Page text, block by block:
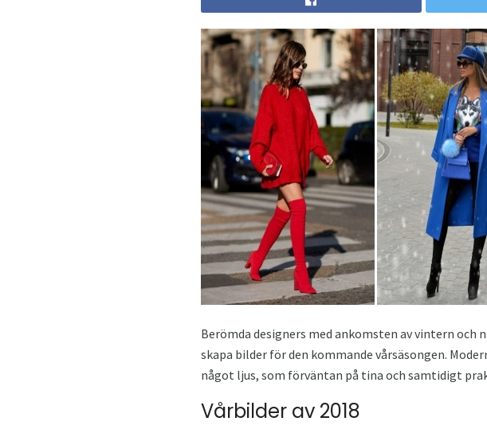
Berömda designers med ankomsten av vintern
skapa bilder för den kommande vårsäsongen.
något ljus, som förväntan på tina och samtidigt
Vårbilder av 2018